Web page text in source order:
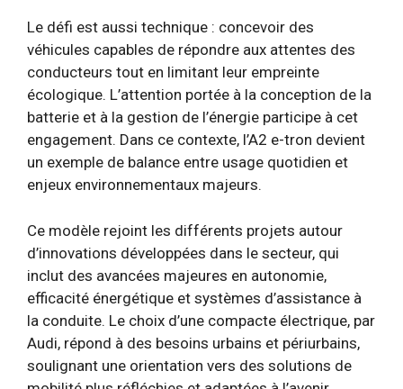
Le défi est aussi technique : concevoir des
véhicules capables de répondre aux attentes des
conducteurs tout en limitant leur empreinte
écologique. L’attention portée à la conception de la
batterie et à la gestion de l’énergie participe à cet
engagement. Dans ce contexte, l’A2 e-tron devient
un exemple de balance entre usage quotidien et
enjeux environnementaux majeurs.
Ce modèle rejoint les différents projets autour
d’innovations développées dans le secteur, qui
inclut des avancées majeures en autonomie,
efficacité énergétique et systèmes d’assistance à
la conduite. Le choix d’une compacte électrique, par
Audi, répond à des besoins urbains et périurbains,
soulignant une orientation vers des solutions de